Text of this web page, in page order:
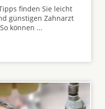
finden Sie leicht
günstigen Zahnarzt
können ...